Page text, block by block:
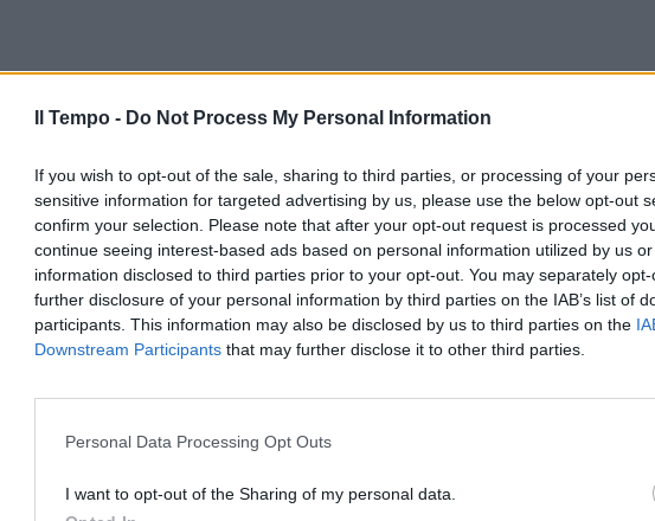
Il Tempo - Do Not Process My Personal Information
If you wish to opt-out of the sale, sharing to third parties, or processing of your
sensitive information for targeted advertising by us, please use the below opt-out
confirm your selection. Please note that after your opt-out request is processed
continue seeing interest-based ads based on personal information utilized by us
information disclosed to third parties prior to your opt-out. You may separately
further disclosure of your personal information by third parties on the IAB’s list of
participants. This information may also be disclosed by us to third parties on the
Downstream Participants that may further disclose it to other third parties.
Personal Data Processing Opt Outs
I want to opt-out of the Sharing of my personal data.
attacca Il Tempo ma sono
ben 33 le telefonate di
Scarpinato con Natoli
sull'audizione in
Antimafia
La replica politica viene rilanciata pure da Raffaele
Speranzon, che alza ulteriormente i toni e parla
apertamente di attacco alla stampa: "La libertà di